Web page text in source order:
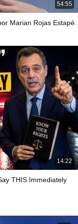
54:55
La neurociencia de las emociones por Marian Rojas Estapé.
14:22
THIS Immediately